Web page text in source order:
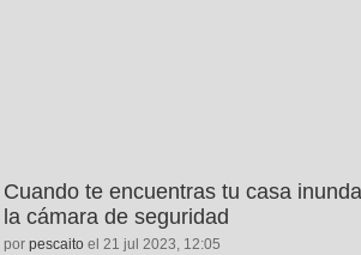
Cuando te encuentras tu casa
la cámara de seguridad
por pescaito el 21 jul 2023, 12:05